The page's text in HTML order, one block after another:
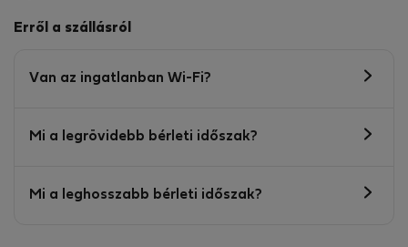
Erről a szállásról
Van az ingatlanban Wi-Fi?
Mi a legrövidebb bérleti időszak?
Mi a leghosszabb bérleti időszak?